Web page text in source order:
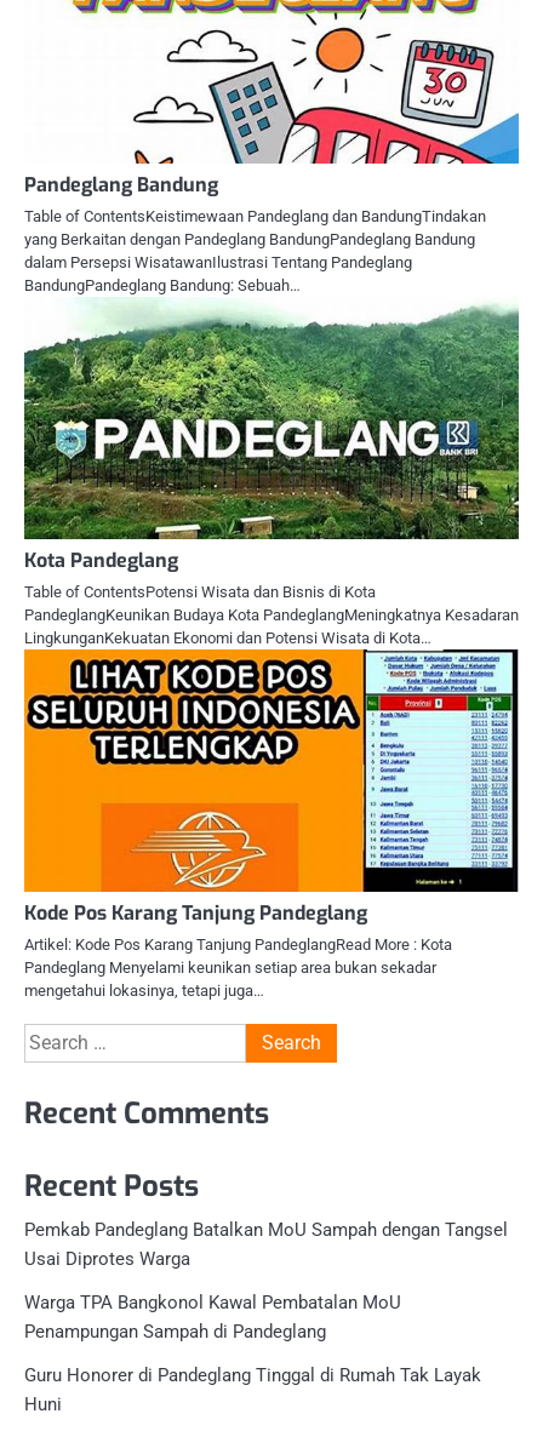
Pandeglang Bandung
Table of ContentsKeistimewaan Pandeglang dan BandungTindakan
yang Berkaitan dengan Pandeglang BandungPandeglang Bandung
dalam Persepsi WisatawanIlustrasi Tentang Pandeglang
BandungPandeglang Bandung: Sebuah…
Kota Pandeglang
Table of ContentsPotensi Wisata dan Bisnis di Kota
PandeglangKeunikan Budaya Kota PandeglangMeningkatnya Kesadaran
LingkunganKekuatan Ekonomi dan Potensi Wisata di Kota…
Kode Pos Karang Tanjung Pandeglang
Artikel: Kode Pos Karang Tanjung PandeglangRead More : Kota
Pandeglang Menyelami keunikan setiap area bukan sekadar
mengetahui lokasinya, tetapi juga…
Search
for:
Recent Comments
Recent Posts
Pemkab Pandeglang Batalkan MoU Sampah dengan Tangsel
Usai Diprotes Warga
Warga TPA Bangkonol Kawal Pembatalan MoU
Penampungan Sampah di Pandeglang
Guru Honorer di Pandeglang Tinggal di Rumah Tak Layak
Huni